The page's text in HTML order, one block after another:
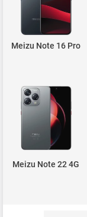
Meizu Note 16 Pro
Meizu Note 22 4G